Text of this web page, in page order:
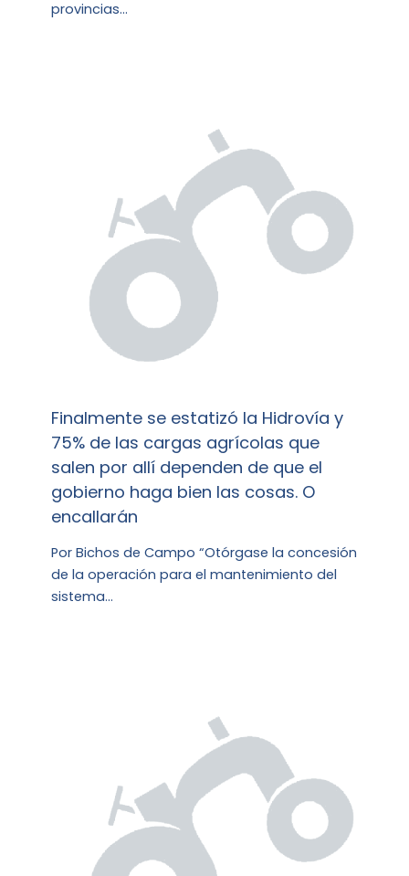
provincias…
Finalmente se estatizó la Hidrovía y
75% de las cargas agrícolas que
salen por allí dependen de que el
gobierno haga bien las cosas. O
encallarán
Por Bichos de Campo “Otórgase la concesión
de la operación para el mantenimiento del
sistema…